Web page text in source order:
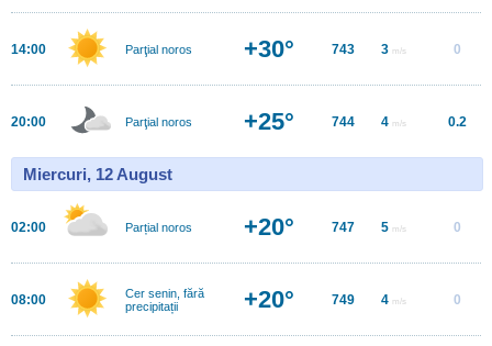
14:00 Parţial noros +30° 743 3 m/s 0
20:00 Parţial noros +25° 744 4 m/s 0.2
Miercuri, 12 August
02:00 Parțial noros +20° 747 5 m/s 0
08:00
Cer senin, fără
precipitații
+20° 749 4 m/s 0